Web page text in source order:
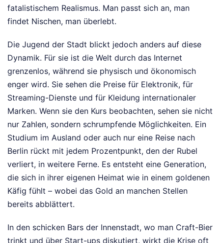
fatalistischem Realismus. Man passt sich an, man
findet Nischen, man überlebt.
Die Jugend der Stadt blickt jedoch anders auf diese
Dynamik. Für sie ist die Welt durch das Internet
grenzenlos, während sie physisch und ökonomisch
enger wird. Sie sehen die Preise für Elektronik, für
Streaming-Dienste und für Kleidung internationaler
Marken. Wenn sie den Kurs beobachten, sehen sie nicht
nur Zahlen, sondern schrumpfende Möglichkeiten. Ein
Studium im Ausland oder auch nur eine Reise nach
Berlin rückt mit jedem Prozentpunkt, den der Rubel
verliert, in weitere Ferne. Es entsteht eine Generation,
die sich in ihrer eigenen Heimat wie in einem goldenen
Käfig fühlt – wobei das Gold an manchen Stellen
bereits abblättert.
In den schicken Bars der Innenstadt, wo man Craft-Bier
trinkt und über Start-ups diskutiert, wirkt die Krise oft